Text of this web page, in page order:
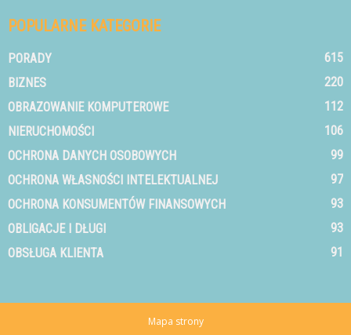
POPULARNE KATEGORIE
PORADY
615
BIZNES
220
OBRAZOWANIE KOMPUTEROWE
112
NIERUCHOMOŚCI
106
OCHRONA DANYCH OSOBOWYCH
99
OCHRONA WŁASNOŚCI INTELEKTUALNEJ
97
OCHRONA KONSUMENTÓW FINANSOWYCH
93
OBLIGACJE I DŁUGI
93
OBSŁUGA KLIENTA
91
Mapa strony